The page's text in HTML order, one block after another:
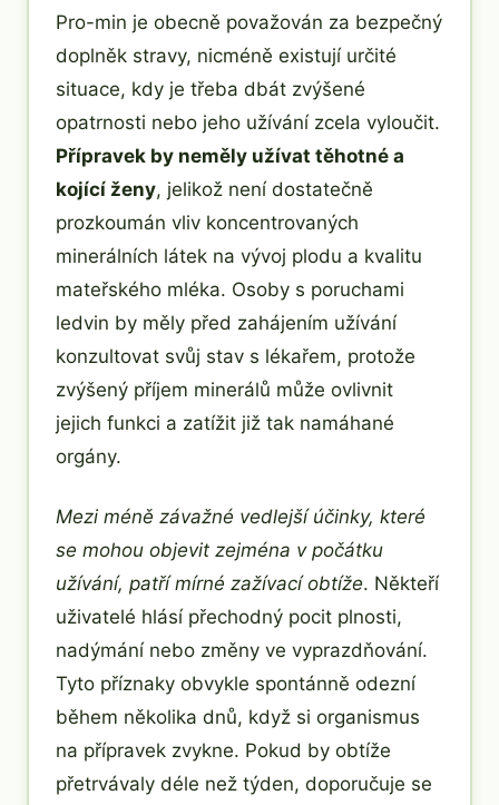
Pro-min je obecně považován za bezpečný
doplněk stravy, nicméně existují určité
situace, kdy je třeba dbát zvýšené
opatrnosti nebo jeho užívání zcela vyloučit.
Přípravek by neměly užívat těhotné a
kojící ženy, jelikož není dostatečně
prozkoumán vliv koncentrovaných
minerálních látek na vývoj plodu a kvalitu
mateřského mléka. Osoby s poruchami
ledvin by měly před zahájením užívání
konzultovat svůj stav s lékařem, protože
zvýšený příjem minerálů může ovlivnit
jejich funkci a zatížit již tak namáhané
orgány.
Mezi méně závažné vedlejší účinky, které
se mohou objevit zejména v počátku
užívání, patří mírné zažívací obtíže. Někteří
uživatelé hlásí přechodný pocit plnosti,
nadýmání nebo změny ve vyprazdňování.
Tyto příznaky obvykle spontánně odezní
během několika dnů, když si organismus
na přípravek zvykne. Pokud by obtíže
přetrvávaly déle než týden, doporučuje se